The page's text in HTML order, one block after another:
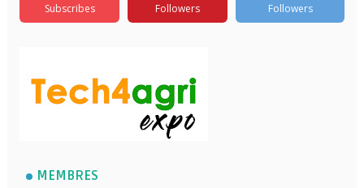
Subscribes Followers Followers
MEMBRES